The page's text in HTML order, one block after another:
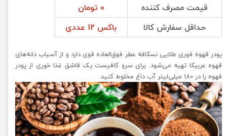
قیمت مصرف کننده
0 تومان
حداقل سفارش کالا
باکس 12 عددی
پودر قهوه فوری طلایی نسکافه عطر فوق‌العاده قوی دارد و از آسیاب دانه‌های
قهوه عربیکا تهیه می‌شود. برای سرو کافیست یک قاشق غذا خوری از پودر
قهوه را در 180 میلی‌لیتر آب داغ مخلوط کنید.